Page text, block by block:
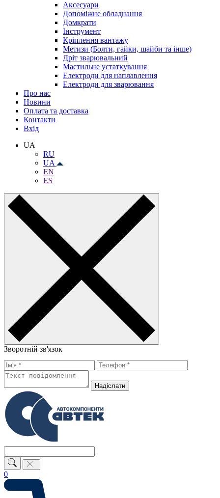
Аксесуари
Допоміжне обладнання
Домкрати
Інструмент
Кріплення вантажу
Метизи (Болти, гайки, шайби та інше)
Дріт зварювальний
Мастильне устаткування
Електроди для наплавлення
Електроди для зварювання
Про нас
Новини
Оплата та доставка
Контакти
Вхiд
UA
RU
UA
EN
ES
Зворотній зв'язок
Надiслати
0